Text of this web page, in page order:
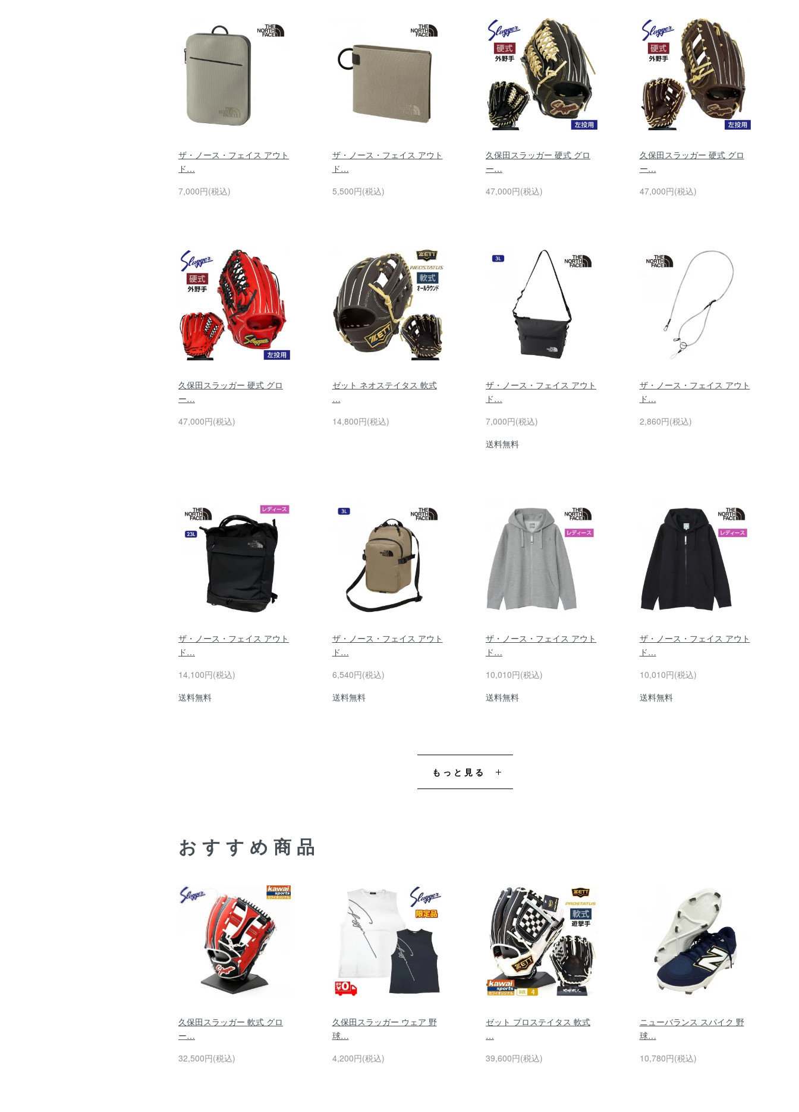
ザ・ノース・フェイス アウト
ド…
7,000円(税込)
ザ・ノース・フェイス アウト
ド…
5,500円(税込)
久保田スラッガー 硬式 グロ
ー…
47,000円(税込)
久保田スラッガー 硬式 グロ
ー…
47,000円(税込)
久保田スラッガー 硬式 グロ
ー…
47,000円(税込)
ゼット ネオステイタス 軟式
…
14,800円(税込)
ザ・ノース・フェイス アウト
ド…
7,000円(税込)
送料無料
ザ・ノース・フェイス アウト
ド…
2,860円(税込)
ザ・ノース・フェイス アウト
ド…
14,100円(税込)
送料無料
ザ・ノース・フェイス アウト
ド…
6,540円(税込)
送料無料
ザ・ノース・フェイス アウト
ド…
10,010円(税込)
送料無料
ザ・ノース・フェイス アウト
ド…
10,010円(税込)
送料無料
もっと見る
おすすめ商品
久保田スラッガー 軟式 グロ
ー…
32,500円(税込)
久保田スラッガー ウェア 野
球…
4,200円(税込)
ゼット プロステイタス 軟式
…
39,600円(税込)
ニューバランス スパイク 野
球…
10,780円(税込)